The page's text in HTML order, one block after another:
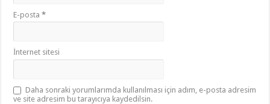
E-posta*
İnternet sitesi
Daha sonraki yorumlarımda kullanılması için adım, e-posta adresim
ve site adresim bu tarayıcıya kaydedilsin.